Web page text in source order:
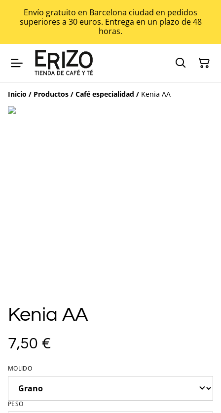
Envío gratuito en Barcelona ciudad en pedidos
superiores a 30 euros. Entrega en un plazo de 48
horas.
Inicio / Productos / Café especialidad / Kenia AA
Kenia AA
7,50 €
MOLIDO
PESO